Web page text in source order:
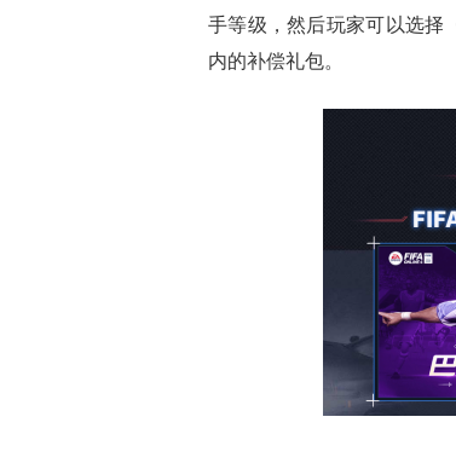
手等级，然后玩家可以选择
内的补偿礼包。